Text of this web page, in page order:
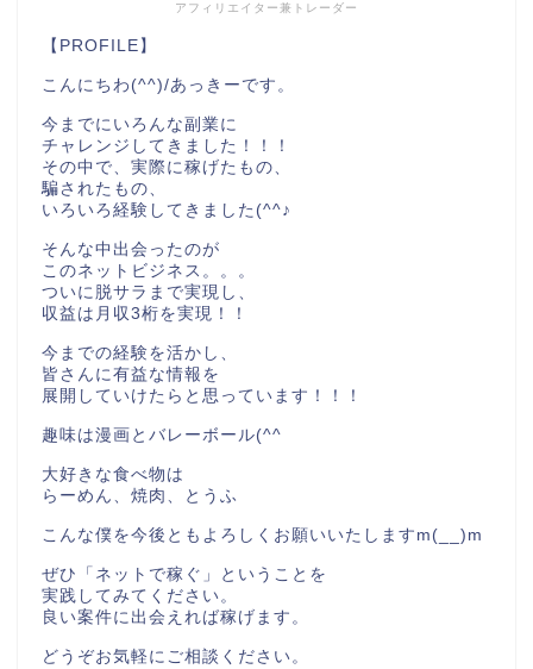
アフィリエイター兼トレーダー
【PROFILE】
こんにちわ(^^)/あっきーです。
今までにいろんな副業に
チャレンジしてきました！！！
その中で、実際に稼げたもの、
騙されたもの、
いろいろ経験してきました(^^♪
そんな中出会ったのが
このネットビジネス。。。
ついに脱サラまで実現し、
収益は月収3桁を実現！！
今までの経験を活かし、
皆さんに有益な情報を
展開していけたらと思っています！！！
趣味は漫画とバレーボール(^^
大好きな食べ物は
らーめん、焼肉、とうふ
こんな僕を今後ともよろしくお願いいたしますm(__)m
ぜひ「ネットで稼ぐ」ということを
実践してみてください。
良い案件に出会えれば稼げます。
どうぞお気軽にご相談ください。